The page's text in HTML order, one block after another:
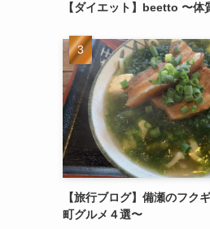
【ダイエット】beetto 〜体
【旅行ブログ】備瀬のフ
町グルメ４選〜